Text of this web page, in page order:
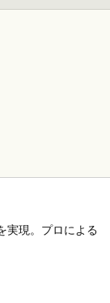
実現。プロによる